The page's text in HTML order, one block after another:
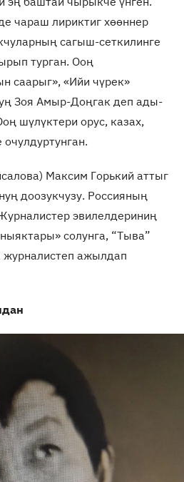
чараш лириктиг хөөннер
сагыш-сеткилинге
турган. Ооң
саарыг», «Ийи чүрек»
Зоя Амыр-Доңгак деп ады-
шүлүктери орус, казах,
Максим Горький аттыг
доозукчузу. Россияның
эвилелдериниң
солунга, “Тыва”
журналистеп ажылдап